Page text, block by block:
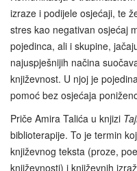
izraze i podijele osjećaji, te
stres kao negativan osjećaj
pojedinca, ali i skupine,
najuspješnijih načina
književnost. U njoj je
pomoć bez osjećaja
Priče Amira Talića u knjizi
biblioterapije. To je termin
književnog teksta (proze,
književnosti) i književnih